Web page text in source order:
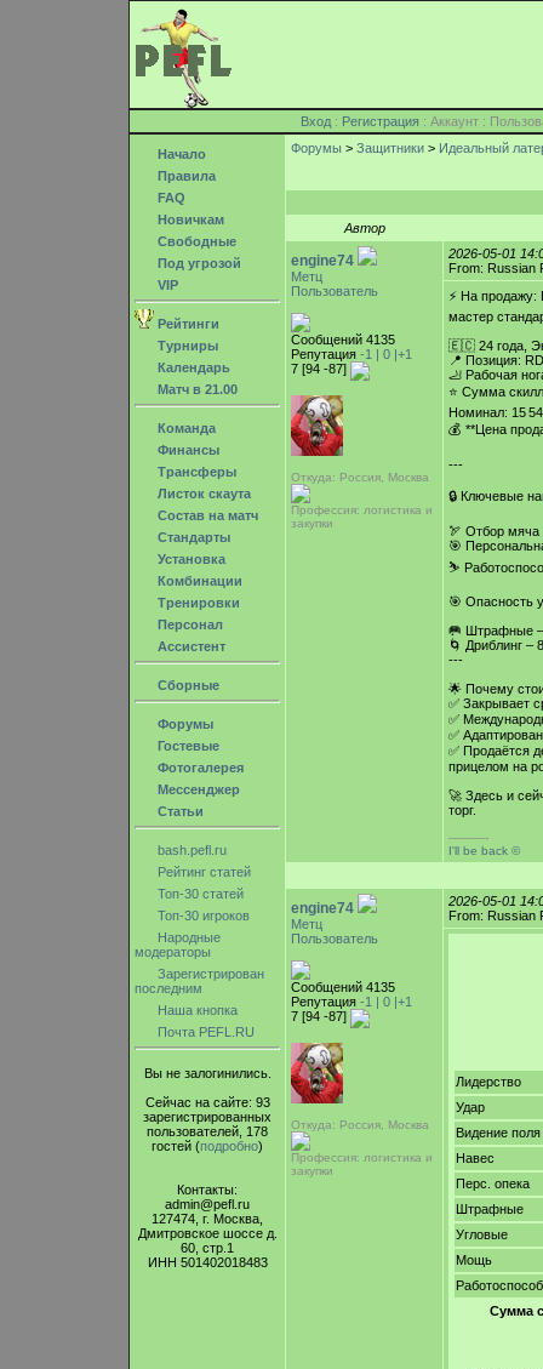
Вход : Регистрация : Аккаунт :
Начало
Правила
FAQ
Новичкам
Свободные
Под угрозой
VIP
Рейтинги
Турниры
Календарь
Матч в 21.00
Команда
Финансы
Трансферы
Листок скаута
Состав на матч
Стандарты
Установка
Комбинации
Тренировки
Персонал
Ассистент
Сборные
Форумы
Гостевые
Фотогалерея
Мессенджер
Статьи
bash.pefl.ru
Рейтинг статей
Топ-30 статей
Топ-30 игроков
Народные
модераторы
Зарегистрирован
последним
Наша кнопка
Почта PEFL.RU
Вы не залогинились.
Сейчас на сайте: 93
зарегистрированных
пользователей, 178
гостей (подробно)
Контакты:
admin@pefl.ru
127474, г. Москва,
Дмитровское шоссе д.
60, стр.1
ИНН 501402018483
Форумы > Защитники > Идеальный
Автор
engine74
Метц
Пользователь
Сообщений 4135
Репутация -1 | 0 |+1
7 [94 -87]
Откуда: Россия, Москва
Профессия: логистика и
закупки
2026-05-01
From: Russian
⚡️ На
мастер
🇪🇨 24 года,
📍 Позиция:
🦶 Рабочая
⭐ Сумма
Номинал: 15
💰 **Цена
---
🔒 Ключевые
🏹 Отбор мяча
🎯
⛷
🎯 Опасность
🥅 Штрафные –
🌀 Дриблинг –
---
🌟 Почему
✅ Закрывает
✅
✅
✅ Продаётся
прицелом на
🚀 Здесь и
торг.
-----------
I'll be back ©
engine74
Метц
Пользователь
Сообщений 4135
Репутация -1 | 0 |+1
7 [94 -87]
Откуда: Россия, Москва
Профессия: логистика и
закупки
2026-05-01
From: Russian
Лидерство
Удар
Видение поля
Навес
Перс. опека
Штрафные
Угловые
Мощь
Сумма